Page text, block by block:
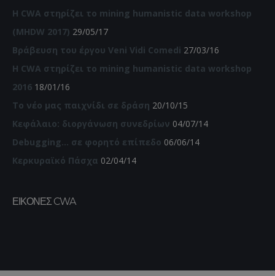
Η CWA στηρίζει το mining humanistic data workshop
(MHDW 2017) 29/05/17
Βράβευση του έργου Veni Vidi Comedi 27/03/16
Η CWA στηρίζει το mining humanistic data workshop
2016 18/01/16
Το νέο μας παιχνίδι σε δράση 20/10/15
Κεφάλαιο: διοργάνωση συνεδρίων 04/07/14
Debugging… σε φορητό επίπεδο 06/06/14
Κερκυραϊκό Πάσχα 02/04/14
ΕΙΚΌΝΕΣ CWA